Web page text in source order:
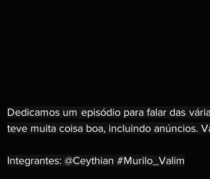
Dedicamos um episódio para falar das
teve muita coisa boa, incluindo anúncios.
Integrantes: @Ceythian #Murilo_Valim